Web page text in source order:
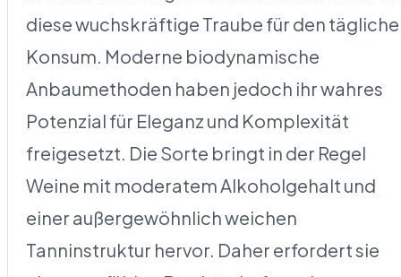
diese wuchskräftige Traube für den
Konsum. Moderne biodynamische
Anbaumethoden haben jedoch ihr wahres
Potenzial für Eleganz und Komplexität
freigesetzt. Die Sorte bringt in der Regel
Weine mit moderatem Alkoholgehalt und
einer außergewöhnlich weichen
Tanninstruktur hervor. Daher erfordert sie